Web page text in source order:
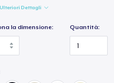
Dettagli
la dimensione: Quantità: